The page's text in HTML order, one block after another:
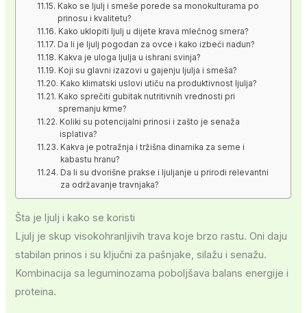
Kako se ljulj i smeše porede sa monokulturama po
prinosu i kvalitetu?
Kako uklopiti ljulj u dijete krava mlečnog smera?
Da li je ljulj pogodan za ovce i kako izbeći nadun?
Kakva je uloga ljulja u ishrani svinja?
Koji su glavni izazovi u gajenju ljulja i smeša?
Kako klimatski uslovi utiču na produktivnost ljulja?
Kako sprečiti gubitak nutritivnih vrednosti pri
spremanju krme?
Koliki su potencijalni prinosi i zašto je senaža
isplativa?
Kakva je potražnja i tržišna dinamika za seme i
kabastu hranu?
Da li su dvorišne prakse i ljuljanje u prirodi relevantni
za održavanje travnjaka?
Šta je ljulj i kako se koristi
Ljulj je skup visokohranljivih trava koje brzo rastu. Oni daju
stabilan prinos i su ključni za pašnjake, silažu i senažu.
Kombinacija sa leguminozama poboljšava balans energije i
proteina.